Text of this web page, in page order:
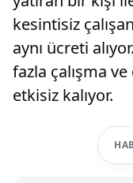
kesintisiz
aynı ücreti
fazla çalışma
etkisiz kalıyor.